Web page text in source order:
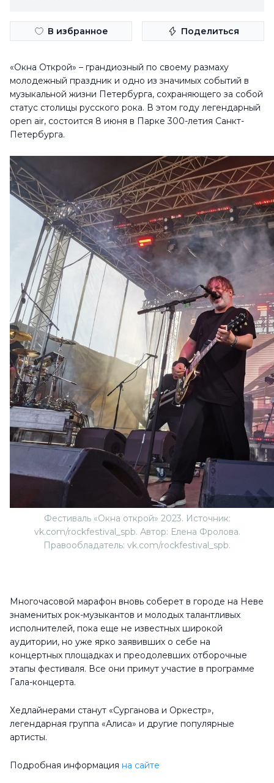
В избранное Поделиться
«Окна Открой» – грандиозный по своему размаху
молодежный праздник и одно из значимых событий в
музыкальной жизни Петербурга, сохраняющего за собой
статус столицы русского рока. В этом году легендарный
open air, состоится 8 июня в Парке 300-летия Санкт-
Петербурга.
Фестиваль «Окна открой» 2023. Источник:
vk.com/rockfestival_spb. Автор: Елена Фролова.
Правообладатель: vk.com/rockfestival_spb.
Многочасовой марафон вновь соберет в городе на Неве
знаменитых рок-музыкантов и молодых талантливых
исполнителей, пока еще не известных широкой
аудитории, но уже ярко заявивших о себе на
концертных площадках и преодолевших отборочные
этапы фестиваля. Все они примут участие в программе
Гала-концерта.
Хедлайнерами станут «Сурганова и Оркестр»,
легендарная группа «Алиса» и другие популярные
артисты.
Подробная информация на сайте